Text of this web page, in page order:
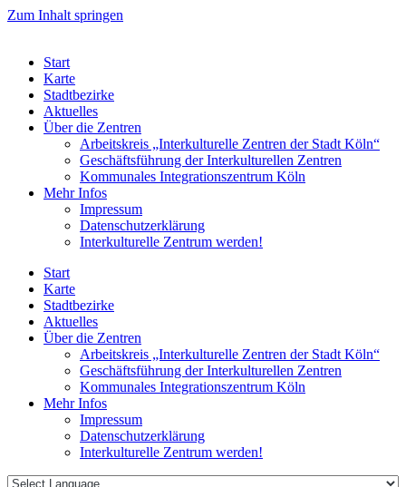
Zum Inhalt springen
Start
Karte
Stadtbezirke
Aktuelles
Über die Zentren
Arbeitskreis „Interkulturelle Zentren der Stadt Köln“
Geschäftsführung der Interkulturellen Zentren
Kommunales Integrationszentrum Köln
Mehr Infos
Impressum
Datenschutzerklärung
Interkulturelle Zentrum werden!
Start
Karte
Stadtbezirke
Aktuelles
Über die Zentren
Arbeitskreis „Interkulturelle Zentren der Stadt Köln“
Geschäftsführung der Interkulturellen Zentren
Kommunales Integrationszentrum Köln
Mehr Infos
Impressum
Datenschutzerklärung
Interkulturelle Zentrum werden!